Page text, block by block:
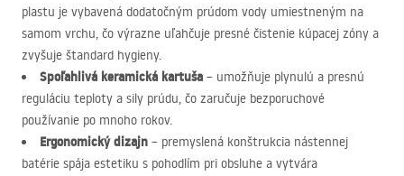
plastu je vybavená dodatočným prúdom vody umiestneným na
samom vrchu, čo výrazne uľahčuje presné čistenie kúpacej zóny a
zvyšuje štandard hygieny.
Spoľahlivá keramická kartuša – umožňuje plynulú a presnú
reguláciu teploty a sily prúdu, čo zaručuje bezporuchové
používanie po mnoho rokov.
Ergonomický dizajn – premyslená konštrukcia nástennej
batérie spája estetiku s pohodlím pri obsluhe a vytvára